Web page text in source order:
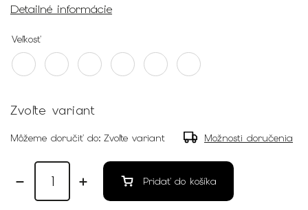
Detailné informácie
Veľkosť
Zvoľte variant
Môžeme doručiť do: Zvoľte variant Možnosti doručenia
Pridať do košíka